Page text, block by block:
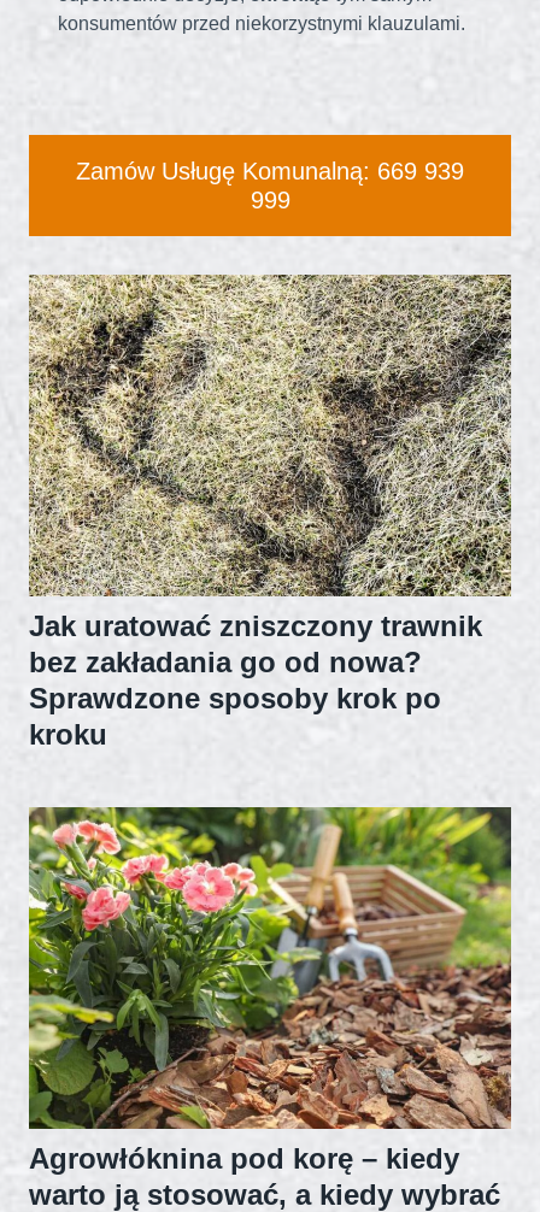
konsumentów przed niekorzystnymi klauzulami.
Zamów Usługę Komunalną: 669 939
999
Jak uratować zniszczony trawnik
bez zakładania go od nowa?
Sprawdzone sposoby krok po
kroku
Agrowłóknina pod korę – kiedy
warto ją stosować, a kiedy wybrać